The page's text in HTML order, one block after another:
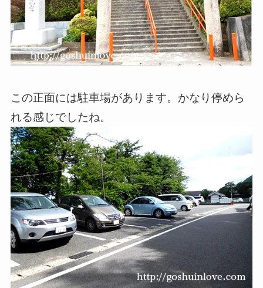
この正面には駐車場があります。かなり停めら
れる感じでしたね。